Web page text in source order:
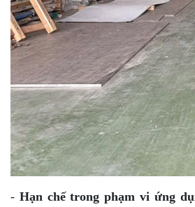
- Hạn chế trong phạm vi ứng